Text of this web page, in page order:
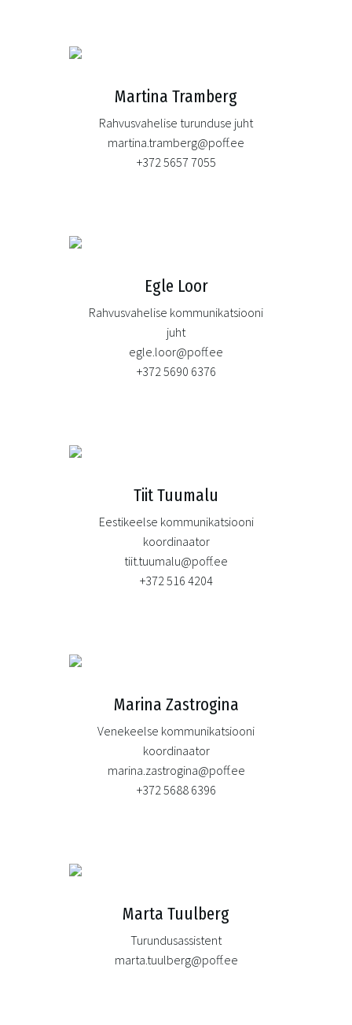
Martina Tramberg
Rahvusvahelise turunduse juht
martina.tramberg@poff.ee
+372 5657 7055
Egle Loor
Rahvusvahelise kommunikatsiooni
juht
egle.loor@poff.ee
+372 5690 6376
Tiit Tuumalu
Eestikeelse kommunikatsiooni
koordinaator
tiit.tuumalu@poff.ee
+372 516 4204
Marina Zastrogina
Venekeelse kommunikatsiooni
koordinaator
marina.zastrogina@poff.ee
+372 5688 6396
Marta Tuulberg
Turundusassistent
marta.tuulberg@poff.ee